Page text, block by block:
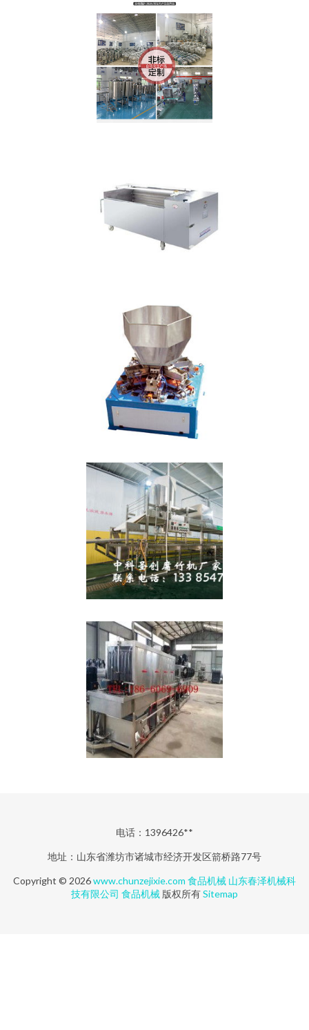
电话：1396426**
地址：山东省潍坊市诸城市经济开发区箭桥路77号
Copyright © 2026www.chunzejixie.com 食品机械 山东春泽机械科
技有限公司 食品机械 版权所有Sitemap